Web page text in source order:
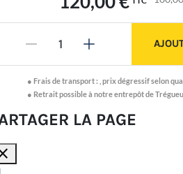
- +
●Frais de transport : ,prix dégressif selon
● Retrait possible à notre entrepôt de
LA PAGE